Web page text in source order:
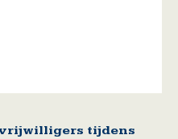
vrijwilligers tijdens